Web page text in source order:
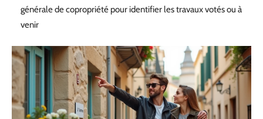
générale de copropriété pour identifier les travaux votés ou à
venir